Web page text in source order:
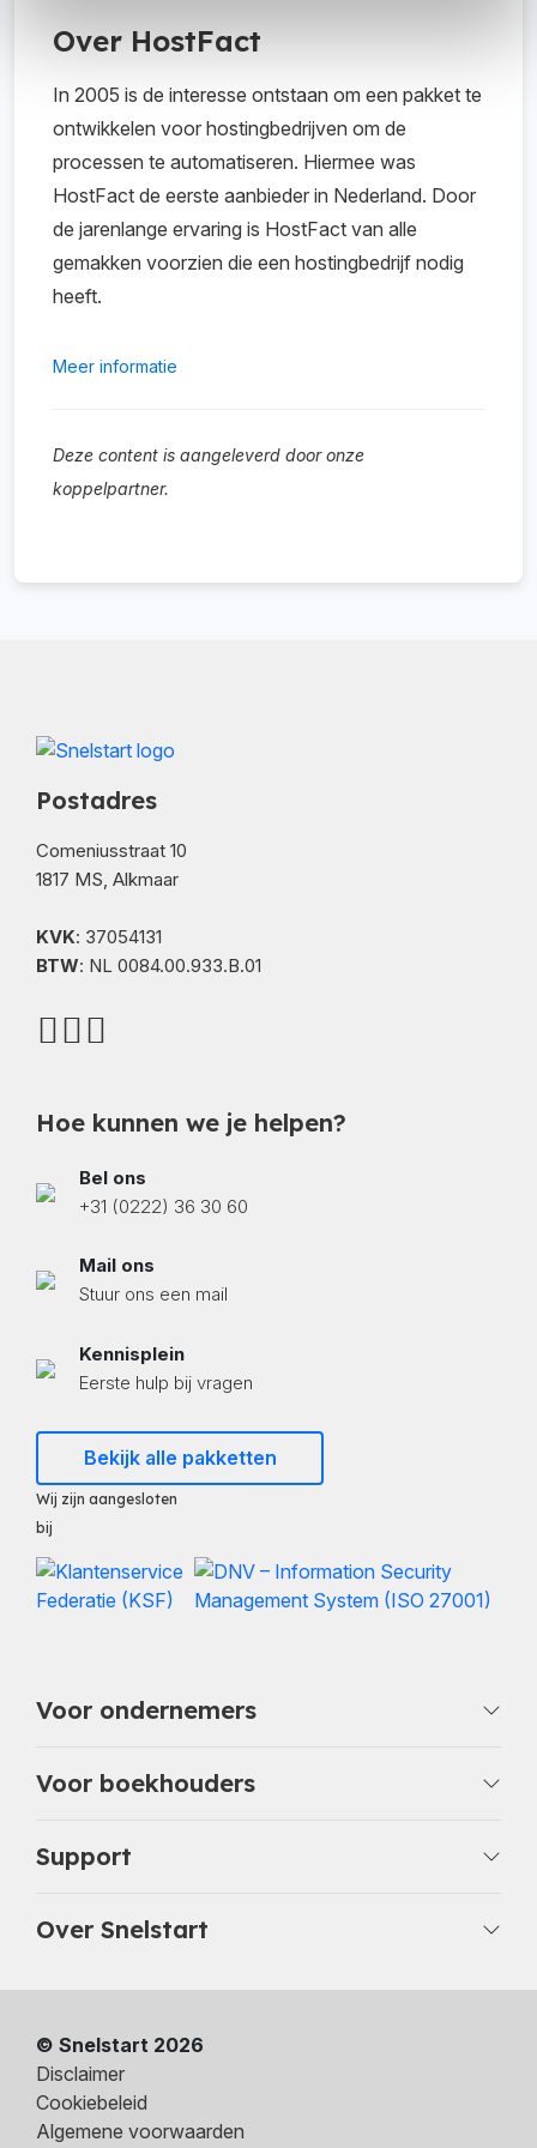
Over HostFact
In 2005 is de interesse ontstaan om een pakket te
ontwikkelen voor hostingbedrijven om de
processen te automatiseren. Hiermee was
HostFact de eerste aanbieder in Nederland. Door
de jarenlange ervaring is HostFact van alle
gemakken voorzien die een hostingbedrijf nodig
heeft.
Meer informatie
Deze content is aangeleverd door onze
koppelpartner.
Postadres
Comeniusstraat 10
1817 MS, Alkmaar
KVK: 37054131
BTW: NL 0084.00.933.B.01
Hoe kunnen we je helpen?
Bel ons
+31 (0222) 36 30 60
Mail ons
Stuur ons een mail
Kennisplein
Eerste hulp bij vragen
Bekijk alle pakketten
Wij zijn aangesloten
bij
Voor ondernemers
Voor boekhouders
Support
Over Snelstart
© Snelstart 2026
Disclaimer
Cookiebeleid
Algemene voorwaarden